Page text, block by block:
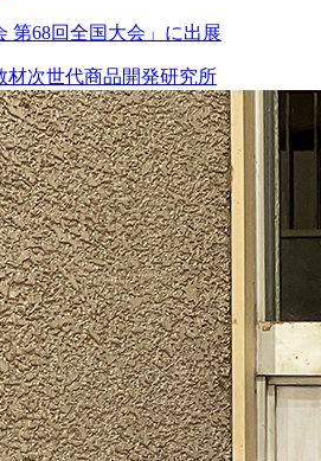
第68回全国大会」に出展
材次世代商品開発研究所